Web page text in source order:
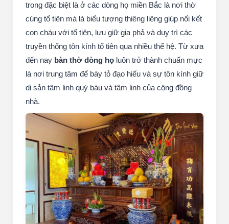
trong đặc biệt là ở các dòng họ miền Bắc là nơi thờ
cúng tổ tiên mà là biểu tượng thiêng liêng giúp nối kết
con cháu với tổ tiên, lưu giữ gia phả và duy trì các
truyền thống tôn kính tổ tiên qua nhiều thế hệ. Từ xưa
đến nay bàn thờ dòng họ luôn trở thành chuẩn mực
là nơi trung tâm để bày tỏ đạo hiếu và sự tôn kính giữ
di sản tâm linh quý báu và tâm linh của cộng đồng
nhà.